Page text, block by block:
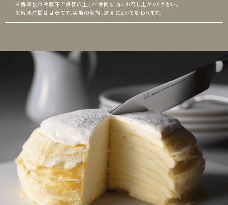
※解凍後は冷蔵庫で保存の上、24時間以内にお召し上がりください。
※解凍時間は目安です。実際の状態、温度によって変わります。